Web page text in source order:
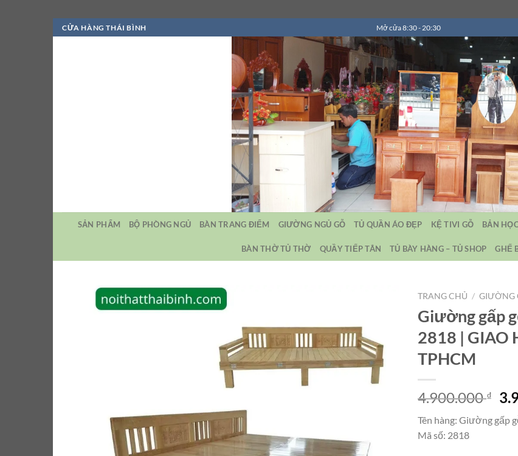
Bỏ
qua
CỬA HÀNG THÁI BÌNH Mở cửa 8:30 - 20:30
SẢN PHẨM BỘ PHÒNG NGỦ BÀN TRANG ĐIỂM GIƯỜNG NGỦ GỖ TỦ QUẦN ÁO ĐẸP KỆ TIVI GỖ BẢN
BÀN THỜ TỦ THỜ QUẦY TIẾP TÂN TỦ BÀY HÀNG – TỦ SHOP GHẾ
TRANG CHỦ / GIƯỜNG
Giường gấp
2818 | GIAO
TPHCM
4.900.000₫
là:
Tên hàng: Giường gấp
Mã số: 2818